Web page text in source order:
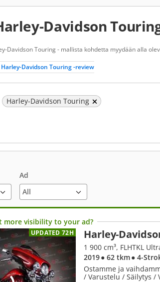
Davidson
Davidson Touring - mallista kohdetta myydään alla
Harley-Davidson Touring -review
Harley-Davidson Touring
Ad
more visibility to your ad?
UPDATED 72H Harley-
1 900 cm³, FLHTKL
2019● 62 tkm● 4-
Ostamme ja
/ Varustelu / Säilytys /